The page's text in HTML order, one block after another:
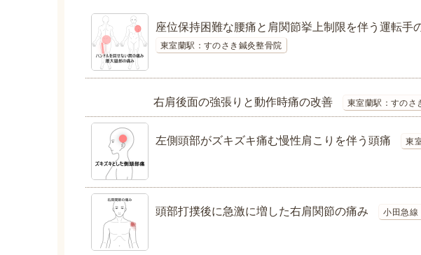
座位保持困難な腰痛と肩関節挙上制限を伴う運転手
東室蘭駅：すのさき鍼灸整骨院
右肩後面の強張りと動作時痛の改善 東室蘭駅：すのさ
左側頭部がズキズキ痛む慢性肩こりを伴う頭痛 東
頭部打撲後に急激に増した右肩関節の痛み 小田急